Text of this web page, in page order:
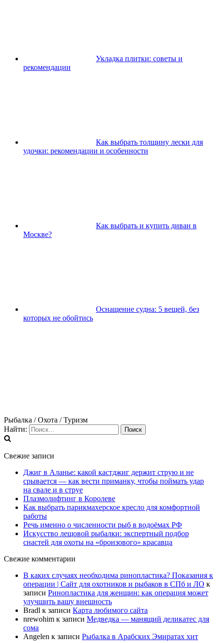
Укладка плитки: советы и
рекомендации
Как выбрать толщину лески для
удочки: рекомендации и особенности
Как выбрать и купить диван в
Москве?
Оснащение судна: 5 вещей, без
которых не обойтись
Рыбалка / Охота / Туризм
Найти:
Свежие записи
Джиг в Аланье: какой кастджиг держит струю и не
срывается — как вести приманку, чтобы поймать удар
на свале и в струе
Плазмолифтинг в Королеве
Как выбрать парикмахерское кресло для комфортной
работы
Речь именно о численности рыб в водоёмах РФ
Искусство лещовой рыбалки: экспертный подбор
снастей для охоты на «бронзового» красавца
Свежие комментарии
В каких случаях необходима ринопластика? Показания к
операции | Сайт для охотников и рыбаков в СПб и ЛО к
записи Ринопластика для женщин: как операция может
улучшить вашу внешность
Bradl к записи Карта любимого сайта
nrewohim к записи Медведка — манящий деликатес для
сома
Angelen к записи Рыбалка в Арабских Эмиратах хит